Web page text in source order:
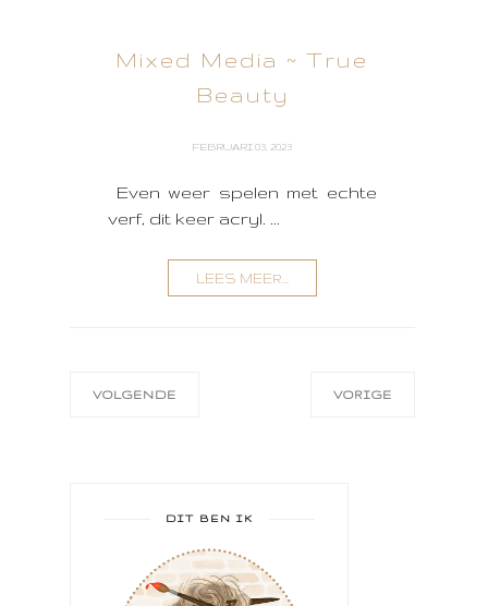
Mixed Media ~ True
Beauty
FEBRUARI 03, 2023
Even weer spelen met echte
verf, dit keer acryl. ...
LEES MEER...
VOLGENDE VORIGE
DIT BEN IK